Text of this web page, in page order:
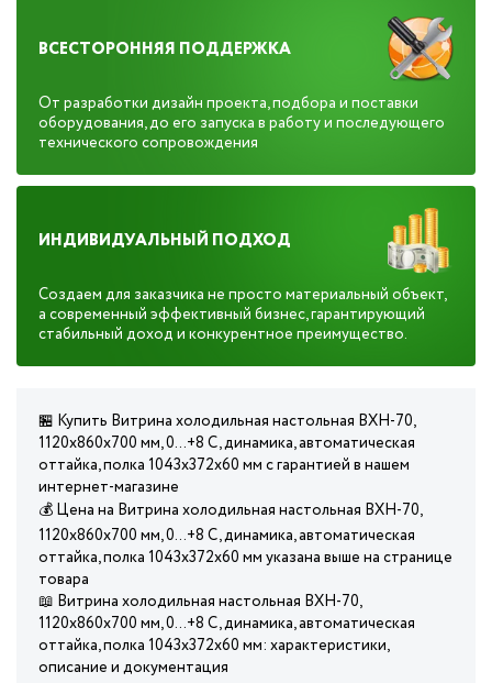
ВСЕСТОРОННЯЯ ПОДДЕРЖКА
От разработки дизайн проекта, подбора и поставки
оборудования, до его запуска в работу и последующего
технического сопровождения
ИНДИВИДУАЛЬНЫЙ ПОДХОД
Создаем для заказчика не просто материальный объект,
а современный эффективный бизнес, гарантирующий
стабильный доход и конкурентное преимущество.
🏪 Купить Витрина холодильная настольная ВХН-70,
1120х860х700 мм, 0...+8 С, динамика, автоматическая
оттайка, полка 1043х372х60 мм с гарантией в нашем
интернет-магазине
💰 Цена на Витрина холодильная настольная ВХН-70,
1120х860х700 мм, 0...+8 С, динамика, автоматическая
оттайка, полка 1043х372х60 мм указана выше на странице
товара
📖 Витрина холодильная настольная ВХН-70,
1120х860х700 мм, 0...+8 С, динамика, автоматическая
оттайка, полка 1043х372х60 мм: характеристики,
описание и документация